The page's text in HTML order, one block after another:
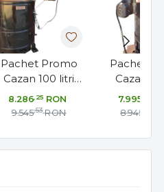
Pachet Promo
Cazan 100 litri
basculant + Kit
Motoreductor +
profesional +
Suport
8.286 ,25 RON
9.545,53 RON
Pachet
Cazan
7.995
8.945